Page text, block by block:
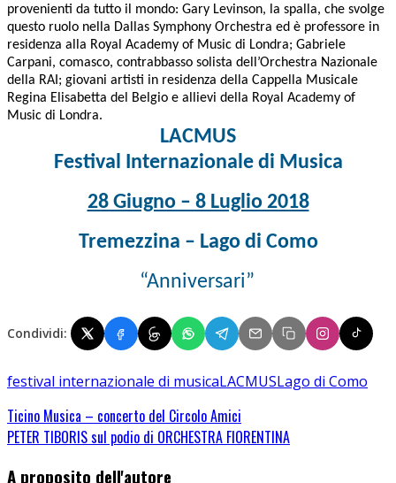
provenienti da tutto il mondo: Gary Levinson, la spalla, che svolge
questo ruolo nella Dallas Symphony Orchestra ed è professore in
residenza alla Royal Academy of Music di Londra; Gabriele
Carpani, comasco, contrabbasso solista dell’Orchestra Nazionale
della RAI; giovani artisti in residenza della Cappella Musicale
Regina Elisabetta del Belgio e allievi della Royal Academy of
Music di Londra.
LACMUS
Festival Internazionale di Musica
28 Giugno – 8 Luglio 2018
Tremezzina – Lago di Como
“Anniversari”
Condividi:
festival internazionale di musicaLACMUSLago di Como
Ticino Musica – concerto del Circolo Amici
PETER TIBORIS sul podio di ORCHESTRA FIORENTINA
A proposito dell'autore